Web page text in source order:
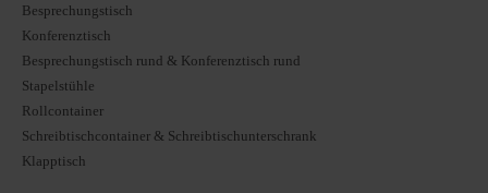
Besprechungstisch
Konferenztisch
Besprechungstisch rund & Konferenztisch rund
Stapelstühle
Rollcontainer
Schreibtischcontainer & Schreibtischunterschrank
Klapptisch